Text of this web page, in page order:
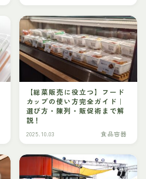
【総菜販売に役立つ】フード
カップの使い方完全ガイド｜
選び方・陳列・販促術まで解
説！
2025.10.03 食品容器